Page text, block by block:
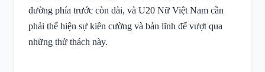
đường phía trước còn dài, và U20 Nữ Việt Nam cần
phải thể hiện sự kiên cường và bản lĩnh để vượt qua
những thử thách này.